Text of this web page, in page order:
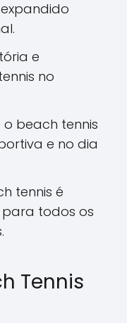
e
no
beach tennis
e no dia
tennis é
todos os
Tennis